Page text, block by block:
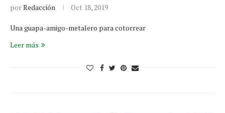
porRedacción Oct 18, 2019
Una guapa-amigo-metalero para cotorrear
Leer más